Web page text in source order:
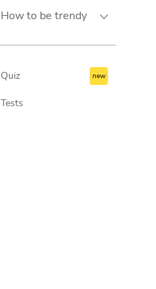
How to be trendy
जीवनचर्या
तकनीकी
Quiz
Tests